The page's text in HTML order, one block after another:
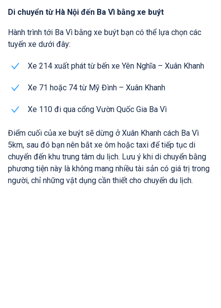
Di chuyển từ Hà Nội đến Ba Vì bằng xe buýt
Hành trình tới Ba Vì bằng xe buýt bạn có thể lựa chọn các
tuyến xe dưới đây:
Xe 214 xuất phát từ bến xe Yên Nghĩa – Xuân Khanh
Xe 71 hoặc 74 từ Mỹ Đình – Xuân Khanh
Xe 110 đi qua cổng Vườn Quốc Gia Ba Vì
Điểm cuối của xe buýt sẽ dừng ở Xuân Khanh cách Ba Vì
5km, sau đó bạn nên bắt xe ôm hoặc taxi để tiếp tục di
chuyển đến khu trung tâm du lịch. Lưu ý khi di chuyển bằng
phương tiện này là không mang nhiều tài sản có giá trị trong
người, chỉ những vật dụng cần thiết cho chuyến du lịch.